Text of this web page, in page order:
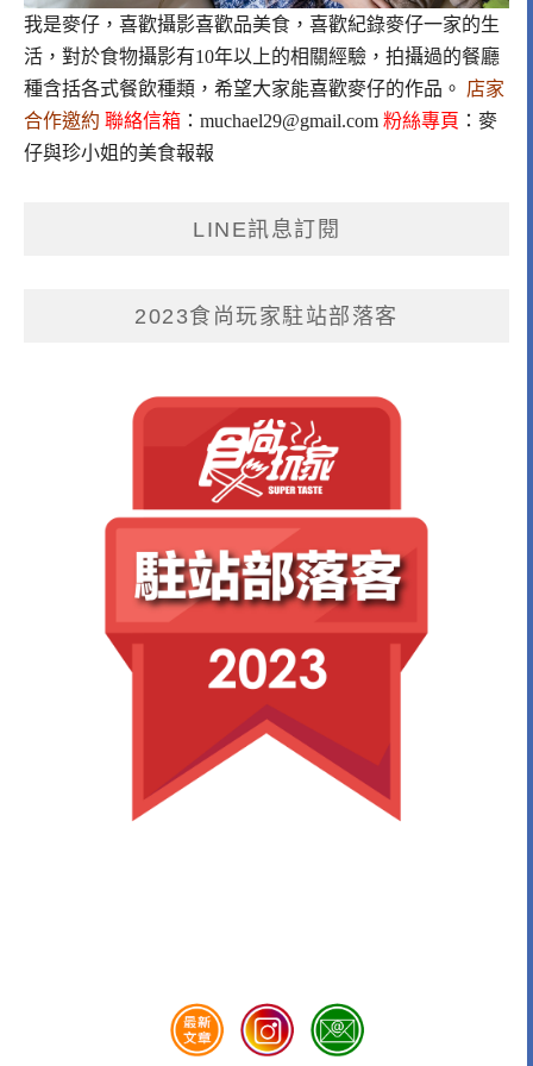
我是麥仔，喜歡攝影喜歡品美食，喜歡紀錄麥仔一家的生
活，對於食物攝影有10年以上的相關經驗，拍攝過的餐廳
種含括各式餐飲種類，希望大家能喜歡麥仔的作品。 店家
合作邀約 聯絡信箱 ： muchael29@gmail.com 粉絲專頁 ： 麥
仔與珍小姐的美食報報
LINE訊息訂閱
2023食尚玩家駐站部落客